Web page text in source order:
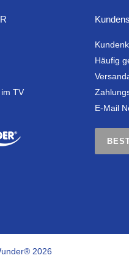
TV
Häufig
E-Mail
2026